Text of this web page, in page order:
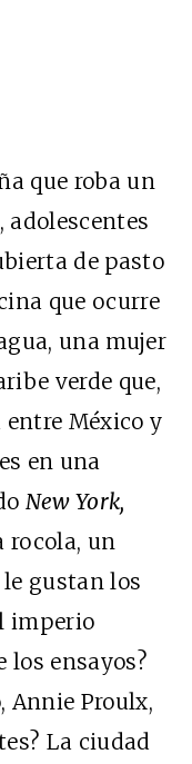
que roba un
adolescentes
de pasto
que ocurre
una mujer
verde que,
México y
en una
New York,
rocola, un
gustan los
imperio
los ensayos?
Annie Proulx,
La ciudad